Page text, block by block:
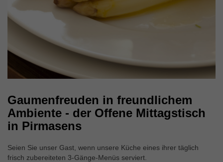
Gaumenfreuden in freundlichem
Ambiente - der Offene Mittagstisch
in Pirmasens
Seien Sie unser Gast, wenn unsere Küche eines ihrer täglich
frisch zubereiteten 3-Gänge-Menüs serviert.